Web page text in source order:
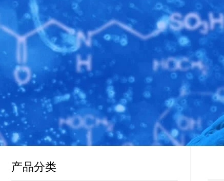
产品分类